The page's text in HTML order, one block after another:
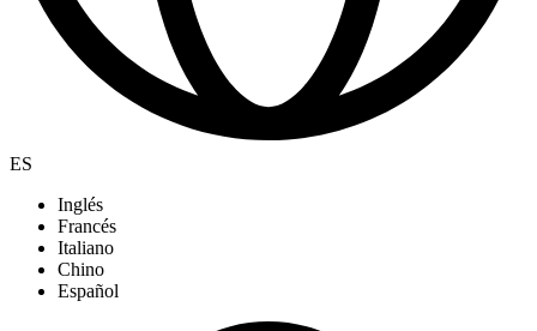
ES
Inglés
Francés
Italiano
Chino
Español